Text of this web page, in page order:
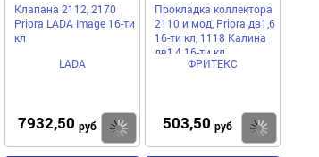
Клапана 2112, 2170
Priora LADA Image 16-ти
кл
LADA
7932,50 руб Купить
Прокладка коллектора
2110 и мод, Priora дв1,6
16-ти кл, 1118 Калина
дв1,4 16-ти кл
выпускного металл
ФРИТЕКС
503,50 руб